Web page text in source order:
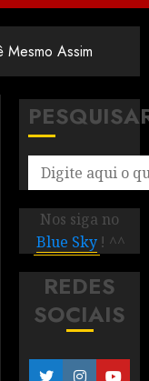
Assim
Nos siga no
Blue Sky ! ^^
REDES
SOCIAIS